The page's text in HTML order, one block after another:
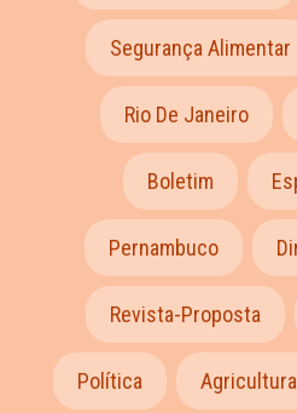
Segurança Alimentar
Rio De Janeiro
Boletim
Pernambuco
Revista-Proposta
Política